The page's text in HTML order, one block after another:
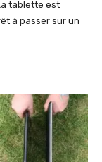
tablette est
à passer sur un